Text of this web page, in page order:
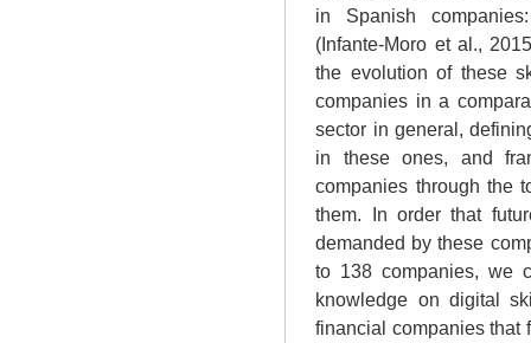
in Spanish
(Infante-Moro et al.,
the evolution of these
companies in a
sector in general,
in these ones, and
companies through the
them. In order that
demanded by these
to 138 companies, we
knowledge on digital
financial companies that